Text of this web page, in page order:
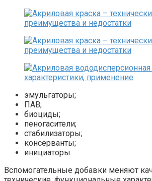
эмульгаторы;
ПАВ;
биоциды;
пеногасители;
стабилизаторы;
консерванты;
инициаторы.
Вспомогательные добавки меняют